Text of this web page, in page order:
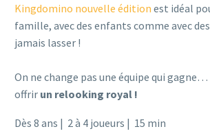
Kingdomino nouvelle édition est idéal
famille, avec des enfants comme avec
jamais lasser !
On ne change pas une équipe qui
offrir un relooking royal !
Dès 8 ans | 2 à 4 joueurs | 15 min